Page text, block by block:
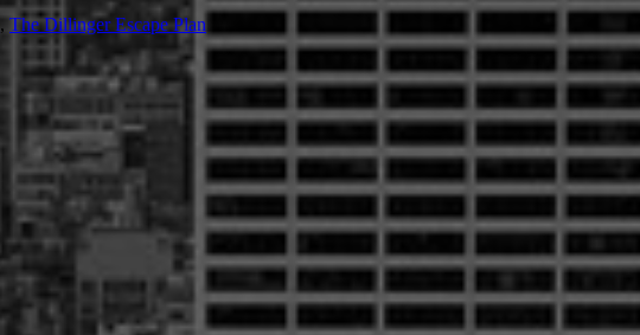
, The Dillinger Escape Plan